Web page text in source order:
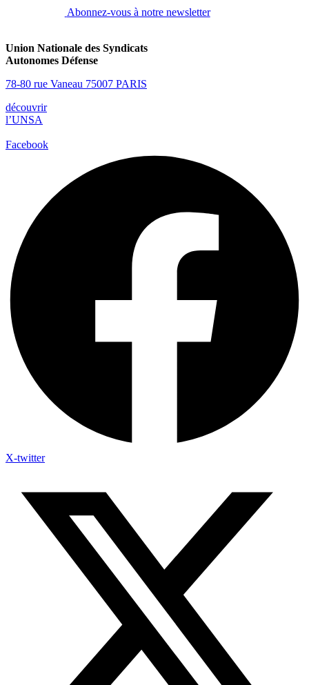
Abonnez-vous à notre newsletter
Union Nationale des Syndicats
Autonomes Défense
78-80 rue Vaneau 75007 PARIS
découvrir
l’UNSA
Facebook
X-twitter